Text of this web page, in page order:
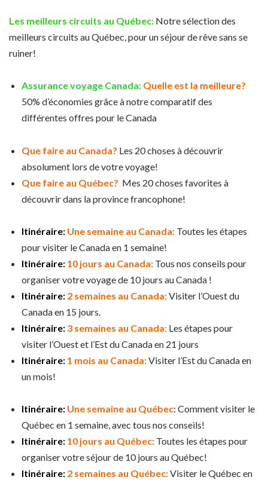
Les meilleurs circuits au Québec: Notre sélection des
meilleurs circuits au Québec, pour un séjour de rêve sans se
ruiner!
Assurance voyage Canada: Quelle est la meilleure?
50% d’économies grâce à notre comparatif des
différentes offres pour le Canada
Que faire au Canada? Les 20 choses à découvrir
absolument lors de votre voyage!
Que faire au Québec? Mes 20 choses favorites à
découvrir dans la province francophone!
Itinéraire: Une semaine au Canada: Toutes les étapes
pour visiter le Canada en 1 semaine!
Itinéraire: 10 jours au Canada: Tous nos conseils pour
organiser votre voyage de 10 jours au Canada !
Itinéraire: 2 semaines au Canada:Visiter l’Ouest du
Canada en 15 jours.
Itinéraire: 3 semaines au Canada: Les étapes pour
visiter l’Ouest et l’Est du Canada en 21 jours
Itinéraire: 1 mois au Canada:Visiter l’Est du Canada en
un mois!
Itinéraire: Une semaine au Québec: Comment visiter le
Québec en 1 semaine, avec tous nos conseils!
Itinéraire: 10 jours au Québec: Toutes les étapes pour
organiser votre séjour de 10 jours au Québec!
Itinéraire: 2 semaines au Québec:Visiter le Québec en